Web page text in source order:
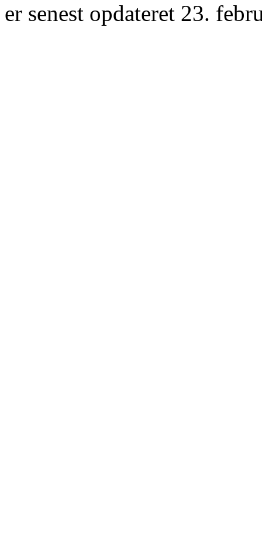
er senest opdateret 23.